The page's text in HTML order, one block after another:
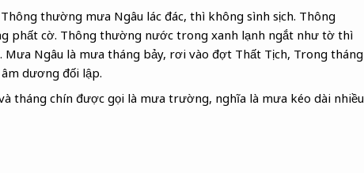
thường mưa Ngâu lác đác, thì không sình sịch. Thông
phất cờ. Thông thường nước trong xanh lạnh ngắt như tờ thì
Mưa Ngâu là mưa tháng bảy, rơi vào đợt Thất Tịch, Trong tháng
dương đối lập.
tháng chín được gọi là mưa trường, nghĩa là mưa kéo dài nhiều